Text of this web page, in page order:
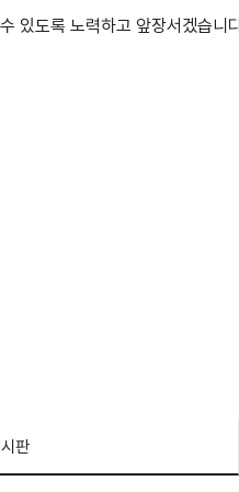
있도록 노력하고 앞장서겠습니
판